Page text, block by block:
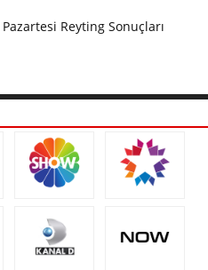
Reyting Sonuçları